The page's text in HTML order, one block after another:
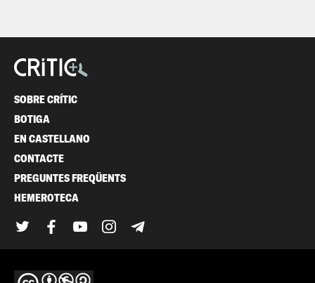
SOBRE CRÍTIC
BOTIGA
EN CASTELLANO
CONTACTE
PREGUNTES FREQÜENTS
HEMEROTECA
TwitterFacebook
YouTubeInstagram